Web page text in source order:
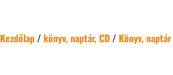
Kezdőlap/könyv, naptár, CD/ Könyv, naptár